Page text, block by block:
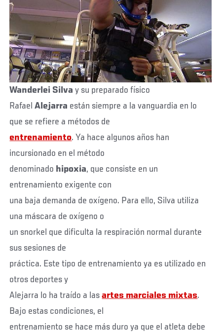
Wanderlei Silva y su preparado físico
RafaelAlejarra están siempre a la vanguardia en lo
que se refiere a métodos de
entrenamiento. Ya hace algunos años han
incursionado en el método
denominado hipoxia, que consiste en un
entrenamiento exigente con
una baja demanda de oxígeno. Para ello, Silva utiliza
una máscara de oxígeno o
un snorkel que dificulta la respiración normal durante
sus sesiones de
práctica. Este tipo de entrenamiento ya es utilizado en
otros deportes y
Alejarra lo ha traído a lasartes marciales mixtas.
Bajo estas condiciones, el
entrenamiento se hace más duro ya que el atleta debe